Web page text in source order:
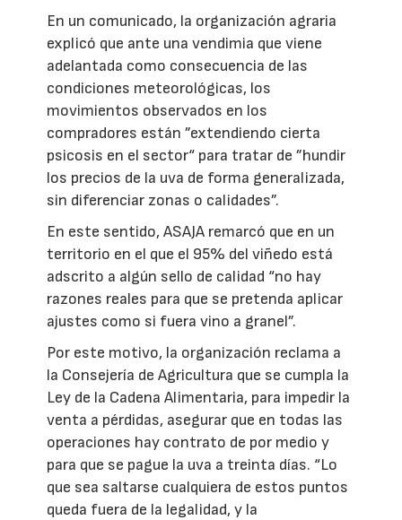
En un comunicado, la organización agraria
explicó que ante una vendimia que viene
adelantada como consecuencia de las
condiciones meteorológicas, los
movimientos observados en los
compradores están ”extendiendo cierta
psicosis en el sector“ para tratar de ”hundir
los precios de la uva de forma generalizada,
sin diferenciar zonas o calidades”.
En este sentido, ASAJA remarcó que en un
territorio en el que el 95% del viñedo está
adscrito a algún sello de calidad “no hay
razones reales para que se pretenda aplicar
ajustes como si fuera vino a granel”.
Por este motivo, la organización reclama a
la Consejería de Agricultura que se cumpla la
Ley de la Cadena Alimentaria, para impedir la
venta a pérdidas, asegurar que en todas las
operaciones hay contrato de por medio y
para que se pague la uva a treinta días. “Lo
que sea saltarse cualquiera de estos puntos
queda fuera de la legalidad, y la